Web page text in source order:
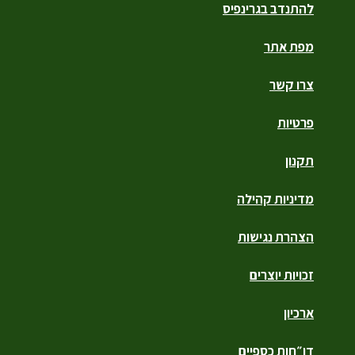
להתנדב בגרינפיס
מפת אתר
צרו קשר
פרטיות
תקנון
מדיניות קהילה
הצהרת נגישות
זכויות יוצרים
ארכיון
דו״חות כספיים